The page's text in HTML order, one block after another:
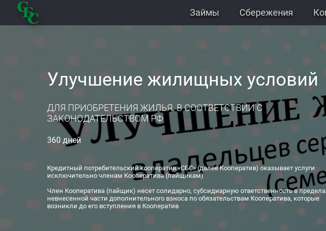
Займы Сбережения
Улучшение жилищных условий
ДЛЯ ПРИОБРЕТЕНИЯ ЖИЛЬЯ. В СООТВЕТСТВИИ С
ЗАКОНОДАТЕЛЬСТВОМ РФ
360 дней
Кредитный потребительский кооператив «СБС» (далее Кооператив) оказывает услуги
исключительно членам Кооператива (пайщикам)
Член Кооператива (пайщик) несет солидарно, субсидиарную ответственность в
невнесенной части дополнительного взноса по обязательствам Кооператива, которые
возникли до его вступления в Кооператив